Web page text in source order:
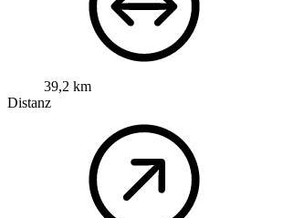
39,2 km
Distanz